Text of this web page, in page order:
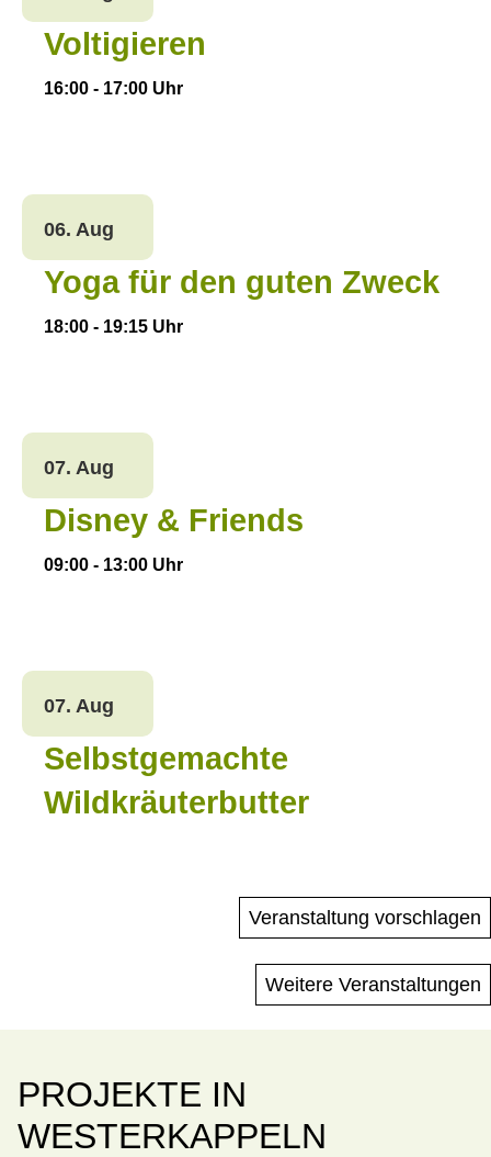
Voltigieren
16:00 - 17:00 Uhr
Yoga für den guten Zweck
18:00 - 19:15 Uhr
06. Aug
Disney & Friends
09:00 - 13:00 Uhr
07. Aug
Selbstgemachte
Wildkräuterbutter
07. Aug
Veranstaltung vorschlagen
Weitere Veranstaltungen
PROJEKTE IN
WESTERKAPPELN